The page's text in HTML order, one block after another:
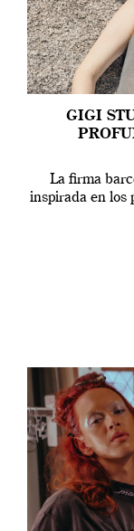
GIGI
La firma
inspirada en los